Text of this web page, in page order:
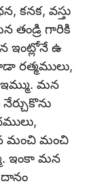
కనక, వస్తు
తండ్రి గారికి
ఇంట్లోనే ఉ
రత్మములు,
మన
మంచి మంచి
ఇంకా మన
దానం